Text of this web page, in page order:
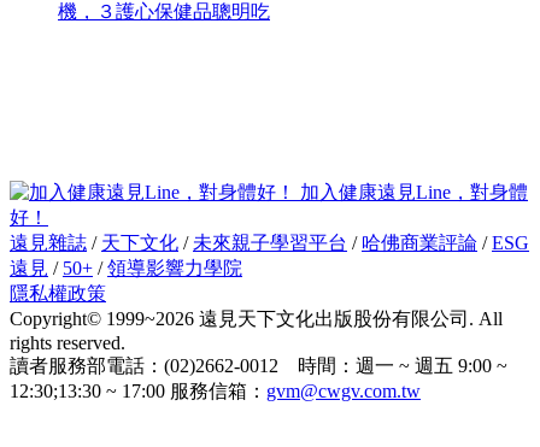
機，３護心保健品聰明吃
加入健康遠見Line，對身體
好！
遠見雜誌 / 天下文化 / 未來親子學習平台 / 哈佛商業評論 /ESG
遠見 / 50+ /領導影響力學院
隱私權政策
Copyright© 1999~2026 遠見天下文化出版股份有限公司. All
rights reserved.
讀者服務部電話：(02)2662-0012 時間：週一 ~ 週五 9:00 ~
12:30;13:30 ~ 17:00 服務信箱： gvm@cwgv.com.tw